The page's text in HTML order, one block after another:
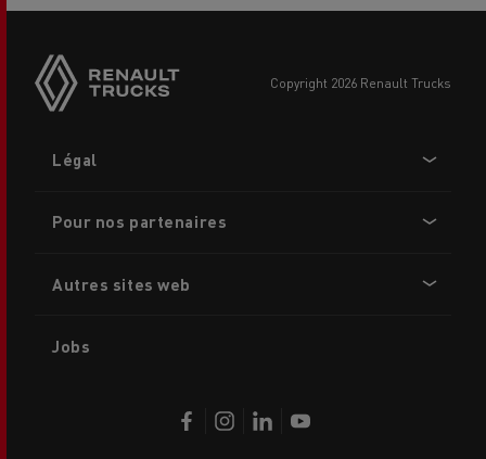
copyright 2026 Renault Trucks
menu
Légal
Pour nos partenaires
Autres sites web
Jobs